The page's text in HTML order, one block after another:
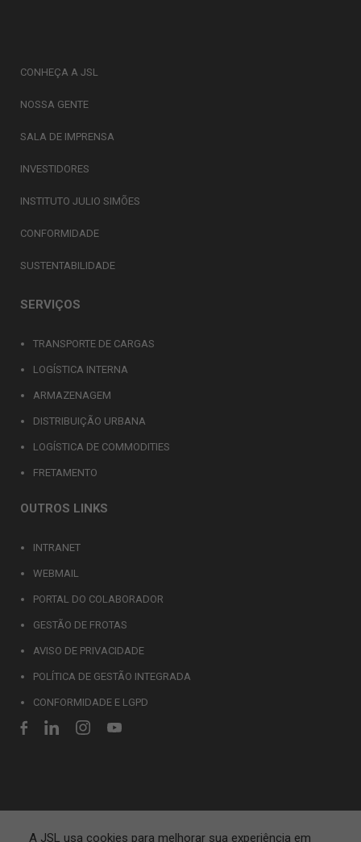
A JSL usa cookies para melhorar sua experiência em
CONHEÇA A JSL
NOSSA GENTE
SALA DE IMPRENSA
INVESTIDORES
INSTITUTO JULIO SIMÕES
CONFORMIDADE
SUSTENTABILIDADE
SERVIÇOS
TRANSPORTE DE CARGAS
LOGÍSTICA INTERNA
ARMAZENAGEM
DISTRIBUIÇÃO URBANA
LOGÍSTICA DE COMMODITIES
FRETAMENTO
OUTROS LINKS
INTRANET
WEBMAIL
PORTAL DO COLABORADOR
GESTÃO DE FROTAS
AVISO DE PRIVACIDADE
POLÍTICA DE GESTÃO INTEGRADA
CONFORMIDADE E LGPD